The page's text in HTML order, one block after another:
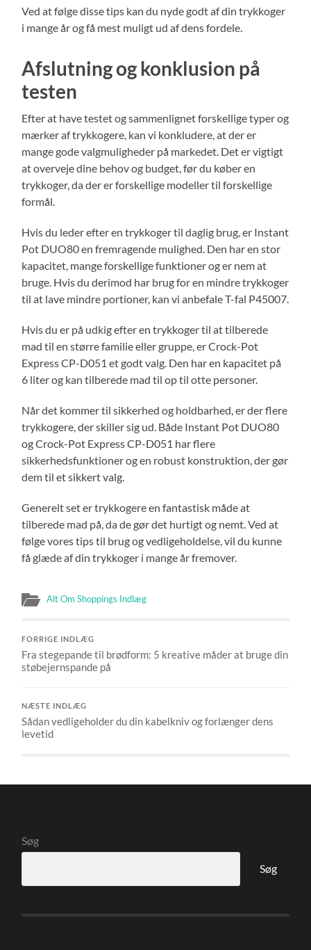
Ved at følge disse tips kan du nyde godt af din trykkoger
i mange år og få mest muligt ud af dens fordele.
Afslutning og konklusion på
testen
Efter at have testet og sammenlignet forskellige typer og
mærker af trykkogere, kan vi konkludere, at der er
mange gode valgmuligheder på markedet. Det er vigtigt
at overveje dine behov og budget, før du køber en
trykkoger, da der er forskellige modeller til forskellige
formål.
Hvis du leder efter en trykkoger til daglig brug, er Instant
Pot DUO80 en fremragende mulighed. Den har en stor
kapacitet, mange forskellige funktioner og er nem at
bruge. Hvis du derimod har brug for en mindre trykkoger
til at lave mindre portioner, kan vi anbefale T-fal P45007.
Hvis du er på udkig efter en trykkoger til at tilberede
mad til en større familie eller gruppe, er Crock-Pot
Express CP-D051 et godt valg. Den har en kapacitet på
6 liter og kan tilberede mad til op til otte personer.
Når det kommer til sikkerhed og holdbarhed, er der flere
trykkogere, der skiller sig ud. Både Instant Pot DUO80
og Crock-Pot Express CP-D051 har flere
sikkerhedsfunktioner og en robust konstruktion, der gør
dem til et sikkert valg.
Generelt set er trykkogere en fantastisk måde at
tilberede mad på, da de gør det hurtigt og nemt. Ved at
følge vores tips til brug og vedligeholdelse, vil du kunne
få glæde af din trykkoger i mange år fremover.
Alt Om Shoppings Indlæg
FORRIGE INDLÆG
Fra stegepande til brødform: 5 kreative måder at bruge din
støbejernspande på
NÆSTE INDLÆG
Sådan vedligeholder du din kabelkniv og forlænger dens
levetid
Søg
Søg